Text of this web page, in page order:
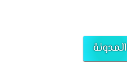
المدونة